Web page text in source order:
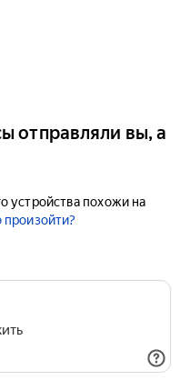
отправляли вы, а
устройства похожи на
произойти?